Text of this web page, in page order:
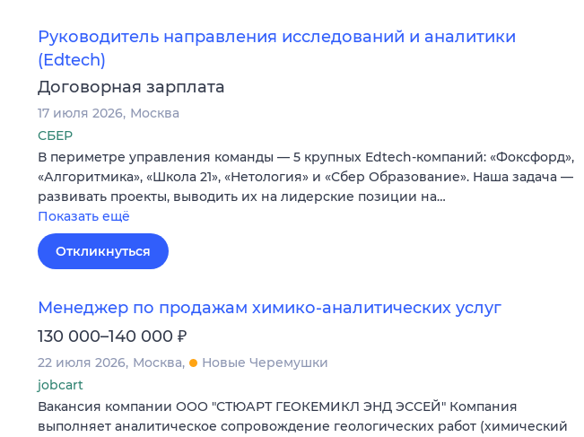
Руководитель направления исследований и аналитики
(Edtech)
Договорная зарплата
17 июля 2026 Москва
СБЕР
В периметре управления команды — 5 крупных Edtech-компаний: «Фоксфорд»,
«Алгоритмика», «Школа 21», «Нетология» и «Сбер Образование». Наша задача —
развивать проекты, выводить их на лидерские позиции на…
Показать ещё
Откликнуться
Менеджер по продажам химико-аналитических услуг
130 000–140 000 ₽
22 июля 2026 Москва
Новые Черемушки
jobcart
Вакансия компании ООО "СТЮАРТ ГЕОКЕМИКЛ ЭНД ЭССЕЙ" Компания
выполняет аналитическое сопровождение геологических работ (химический